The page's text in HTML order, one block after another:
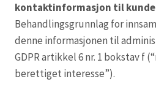
kontaktinformasjon til
Behandlingsgrunnlag for
denne informasjonen til
GDPR artikkel 6 nr. 1 bokstav f
berettiget interesse”).